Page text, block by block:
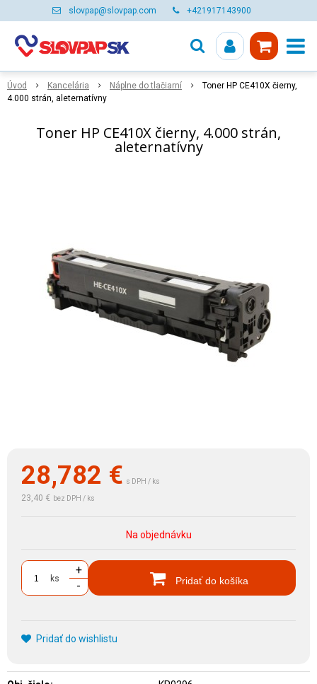
slovpap@slovpap.com +421917143900
Úvod Kancelária Náplne do tlačiarní
Toner HP CE410X čierny,
4.000 strán, aleternatívny
Toner HP CE410X čierny, 4.000 strán,
aleternatívny
28,782 € s DPH / ks
23,40 € bez DPH / ks
Na objednávku
ks
+
-
Pridať do košíka
Pridať do wishlistu